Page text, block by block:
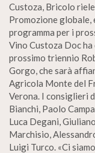
Custoza, Bricolo
Promozione globale,
programma per i
Vino Custoza Doc
prossimo triennio
Gorgo, che sarà
Agricola Monte del
Verona. I consiglieri
Bianchi, Paolo
Luca Degani,
Marchisio,
Luigi Turco. «Ci